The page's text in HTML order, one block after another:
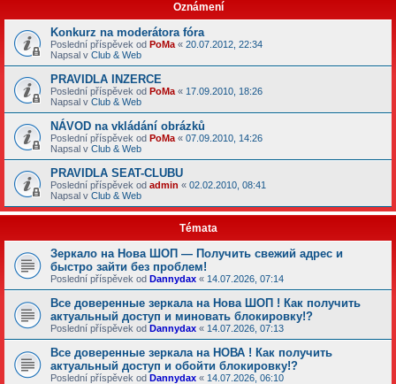
Oznámení
Konkurz na moderátora fóra
Poslední příspěvek od PoMa « 20.07.2012, 22:34
Napsal v Club & Web
PRAVIDLA INZERCE
Poslední příspěvek od PoMa « 17.09.2010, 18:26
Napsal v Club & Web
NÁVOD na vkládání obrázků
Poslední příspěvek od PoMa « 07.09.2010, 14:26
Napsal v Club & Web
PRAVIDLA SEAT-CLUBU
Poslední příspěvek od admin « 02.02.2010, 08:41
Napsal v Club & Web
Témata
Зеркало на Нова ШОП — Получить свежий адрес и
быстро зайти без проблем!
Poslední příspěvek od Dannydax « 14.07.2026, 07:14
Все доверенные зеркала на Нова ШОП ! Как получить
актуальный доступ и миновать блокировку!?
Poslední příspěvek od Dannydax « 14.07.2026, 07:13
Все доверенные зеркала на НОВА ! Как получить
актуальный доступ и обойти блокировку!?
Poslední příspěvek od Dannydax « 14.07.2026, 06:10